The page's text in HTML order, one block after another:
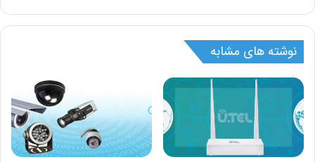
نوشته های مشابه